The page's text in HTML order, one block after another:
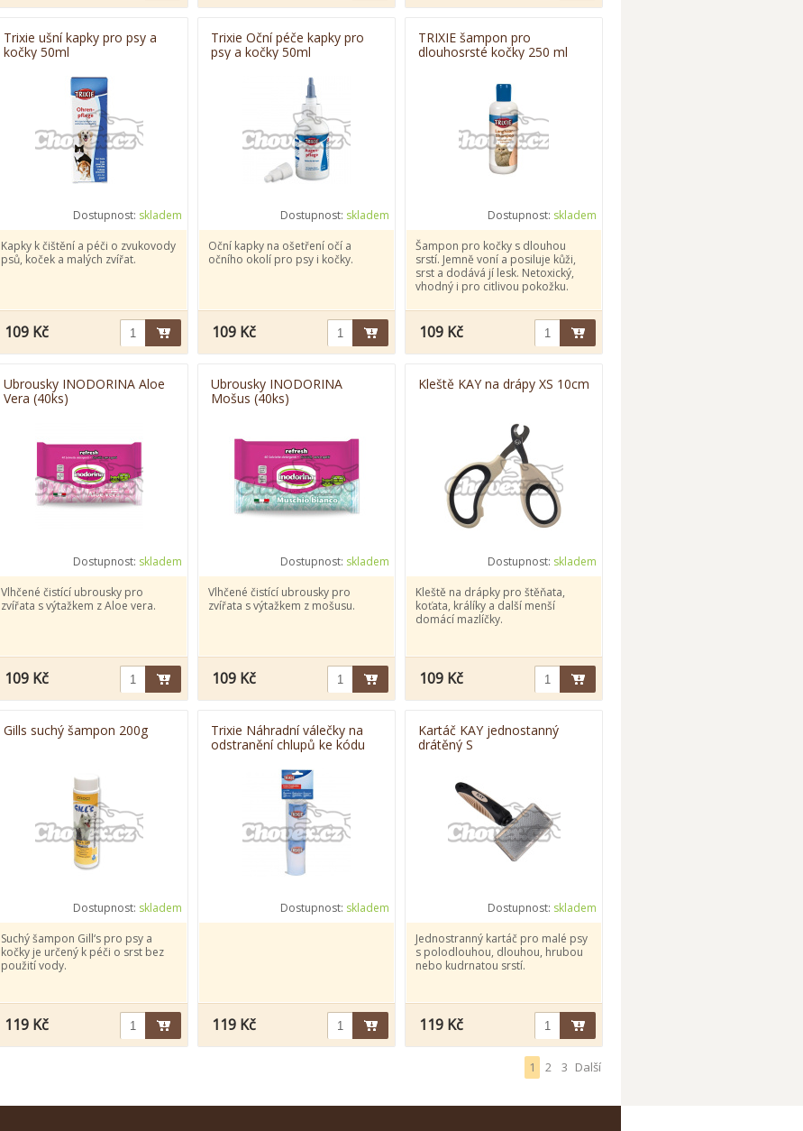
Trixie ušní kapky pro psy a
kočky 50ml
Dostupnost: skladem
Kapky k čištění a péči o zvukovody
psů, koček a malých zvířat.
109 Kč
Trixie Oční péče kapky pro
psy a kočky 50ml
Dostupnost: skladem
Oční kapky na ošetření očí a
očního okolí pro psy i kočky.
109 Kč
TRIXIE šampon pro
dlouhosrsté kočky 250 ml
Dostupnost: skladem
Šampon pro kočky s dlouhou
srstí. Jemně voní a posiluje kůži,
srst a dodává jí lesk. Netoxický,
vhodný i pro citlivou pokožku.
109 Kč
Ubrousky INODORINA Aloe
Vera (40ks)
Dostupnost: skladem
Vlhčené čistící ubrousky pro
zvířata s výtažkem z Aloe vera.
109 Kč
Ubrousky INODORINA
Mošus (40ks)
Dostupnost: skladem
Vlhčené čistící ubrousky pro
zvířata s výtažkem z mošusu.
109 Kč
Kleště KAY na drápy XS 10cm
Dostupnost: skladem
Kleště na drápky pro štěňata,
koťata, králíky a další menší
domácí mazlíčky.
109 Kč
Gills suchý šampon 200g
Dostupnost: skladem
Suchý šampon Gill‘s pro psy a
kočky je určený k péči o srst bez
použití vody.
119 Kč
Trixie Náhradní válečky na
odstranění chlupů ke kódu
Dostupnost: skladem
119 Kč
Kartáč KAY jednostanný
drátěný S
Dostupnost: skladem
Jednostranný kartáč pro malé psy
s polodlouhou, dlouhou, hrubou
nebo kudrnatou srstí.
119 Kč
1 2 3 Další